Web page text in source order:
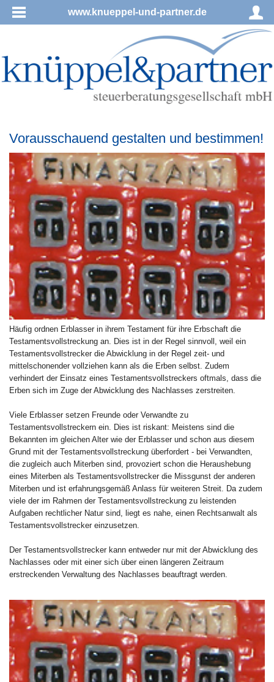
www.knueppel-und-partner.de
Vorausschauend gestalten und bestimmen!
Häufig ordnen Erblasser in ihrem Testament für ihre Erbschaft die
Testamentsvollstreckung an. Dies ist in der Regel sinnvoll, weil ein
Testamentsvollstrecker die Abwicklung in der Regel zeit- und
mittelschonender vollziehen kann als die Erben selbst. Zudem
verhindert der Einsatz eines Testamentsvollstreckers oftmals, dass die
Erben sich im Zuge der Abwicklung des Nachlasses zerstreiten.
Viele Erblasser setzen Freunde oder Verwandte zu
Testamentsvollstreckern ein. Dies ist riskant: Meistens sind die
Bekannten im gleichen Alter wie der Erblasser und schon aus diesem
Grund mit der Testamentsvollstreckung überfordert - bei Verwandten,
die zugleich auch Miterben sind, provoziert schon die Heraushebung
eines Miterben als Testamentsvollstrecker die Missgunst der anderen
Miterben und ist erfahrungsgemäß Anlass für weiteren Streit. Da zudem
viele der im Rahmen der Testamentsvollstreckung zu leistenden
Aufgaben rechtlicher Natur sind, liegt es nahe, einen Rechtsanwalt als
Testamentsvollstrecker einzusetzen.
Der Testamentsvollstrecker kann entweder nur mit der Abwicklung des
Nachlasses oder mit einer sich über einen längeren Zeitraum
erstreckenden Verwaltung des Nachlasses beauftragt werden.